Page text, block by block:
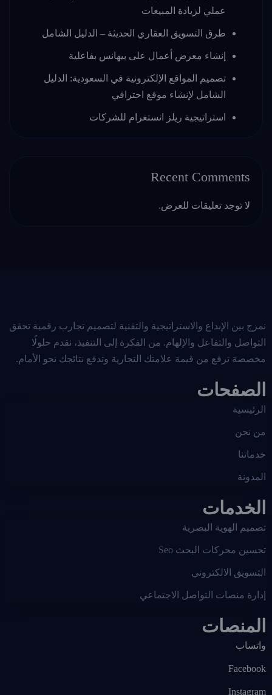
عملي لزيادة المبيعات
طرق التسويق العقاري الحديثة – الدليل الشامل
إنشاء معرض أعمال على بيهانس بفاعلية
تصميم المواقع الإلكترونية في السعودية: الدليل
الشامل لإنشاء موقع احترافي
استراتيجية ريلز انستغرام للشركات
Recent Comments
لا توجد تعليقات للعرض.
نمزج بين الإبداع والاستراتيجية والتقنية لتصميم تجارب رقمية تحقق
التواصل والتفاعل والإلهام. من الفكرة إلى التنفيذ، نقدم حلولًا
مخصصة ترفع من قيمة علامتك التجارية وتدفع نتائجك نحو الأمام.
الصفحات
الرئيسية
من نحن
خدماتنا
المدونة
الخدمات
تصميم الهوية البصرية
تحسين محركات البحث Seo
التسويق الالكتروني
إدارة منصات التواصل الاجتماعي
المنصات
واتساب
Facebook
Instagram